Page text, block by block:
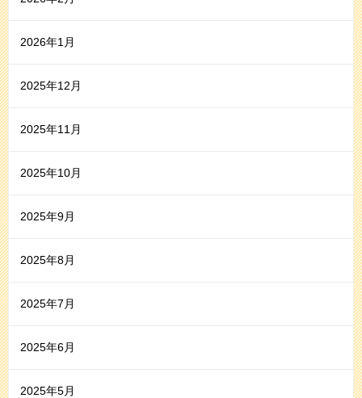
2026年1月
2025年12月
2025年11月
2025年10月
2025年9月
2025年8月
2025年7月
2025年6月
2025年5月